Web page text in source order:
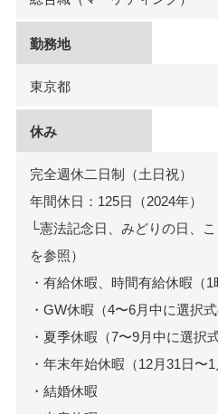
勤務地
東京都
休み
完全週休二日制（土日祝）
年間休日：125日（2024年）
└憲法記念日、みどりの日、
を参照）
・有給休暇、時間有給休暇（1
・GW休暇（4〜6月中に選択式
・夏季休暇（7〜9月中に選択
・年末年始休暇（12月31日〜1
・結婚休暇